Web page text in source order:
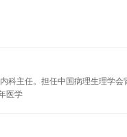
主任。担任中国病理生理学
医学